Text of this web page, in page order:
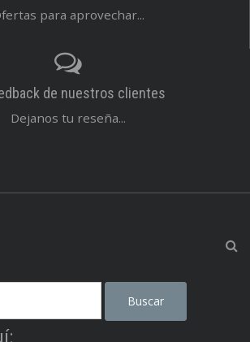
para aprovechar...
de nuestros clientes
Dejanos tu reseña...